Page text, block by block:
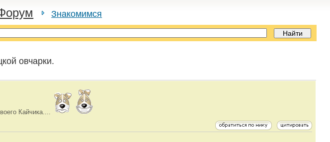
Знакомимся
овчарки.
Кайчика....